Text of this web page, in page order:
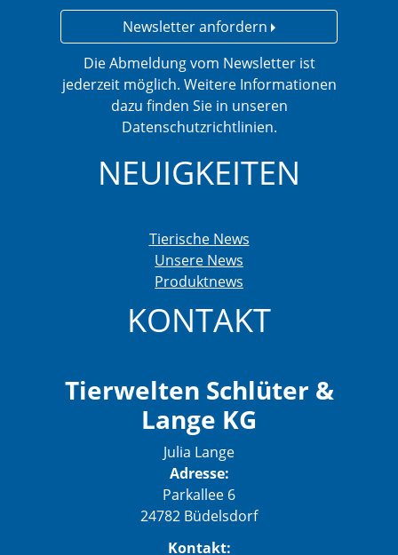
Newsletter anfordern
Die Abmeldung vom Newsletter ist
jederzeit möglich. Weitere Informationen
dazu finden Sie in unseren
Datenschutzrichtlinien.
NEUIGKEITEN
Tierische News
Unsere News
Produktnews
KONTAKT
Tierwelten Schlüter &
Lange KG
Julia Lange
Adresse:
Parkallee 6
24782 Büdelsdorf
Kontakt: